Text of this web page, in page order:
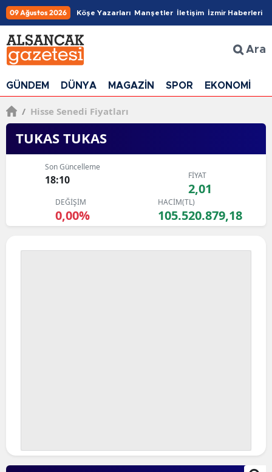
09 Ağustos 2026 Köşe Yazarları Manşetler İletişim İzmir Haberleri
Ara
GÜNDEM DÜNYA MAGAZİN SPOR EKONOMİ
/ Hisse Senedi Fiyatları
TUKAS TUKAS
Son Güncelleme
18:10 FİYAT
2,01
DEĞİŞİM
0,00%
HACİM(TL)
105.520.879,18